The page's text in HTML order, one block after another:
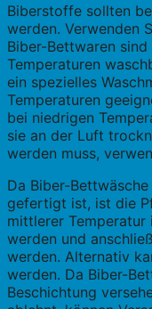
Biberstoffe sollten
werden. Verwenden
Biber-Bettwaren
Temperaturen
ein spezielles
Temperaturen
bei niedrigen
sie an der Luft
werden muss,
Da Biber-
gefertigt ist, ist die
mittlerer Temperatur
werden und
werden. Alternativ
werden. Da Biber-
Beschichtung